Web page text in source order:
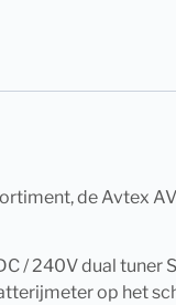
de Avtex
/ 240V dual
op het